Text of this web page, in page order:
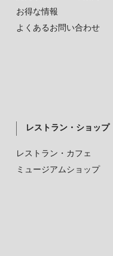
お得な情報
よくあるお問い合わせ
レストラン・ショップ
レストラン・カフェ
ミュージアムショップ